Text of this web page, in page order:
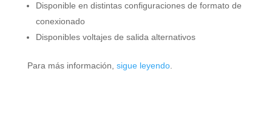
Disponible en distintas configuraciones de formato de
conexionado
Disponibles voltajes de salida alternativos
Para más información, sigue leyendo.